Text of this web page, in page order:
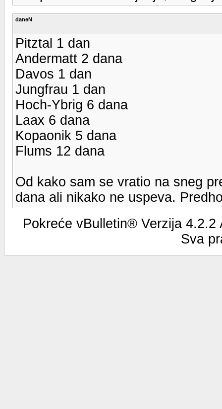
daneN
Pitztal 1 dan
Andermatt 2 dana
Davos 1 dan
Jungfrau 1 dan
Hoch-Ybrig 6 dana
Laax 6 dana
Kopaonik 5 dana
Flums 12 dana
Od kako sam se vratio na sneg
dana ali nikako ne uspeva.
Pokreće vBulletin® Verzija
Sva